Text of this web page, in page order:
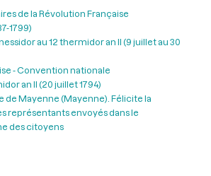
de la Révolution Française
1799)
au 12 thermidor an II (9 juillet au 30
- Convention nationale
an II (20 juillet 1794)
de Mayenne (Mayenne). Félicite la
représentants envoyés dans le
des citoyens